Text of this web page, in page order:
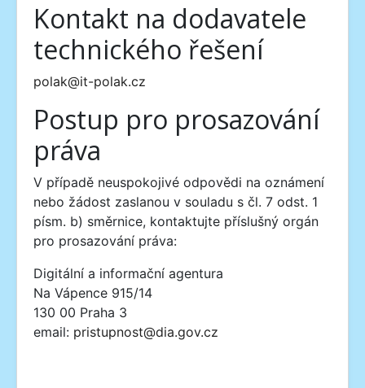
Kontakt na dodavatele
technického řešení
polak@it-polak.cz
Postup pro prosazování
práva
V případě neuspokojivé odpovědi na oznámení
nebo žádost zaslanou v souladu s čl. 7 odst. 1
písm. b) směrnice, kontaktujte příslušný orgán
pro prosazování práva:
Digitální a informační agentura
Na Vápence 915/14
130 00 Praha 3
email: pristupnost@dia.gov.cz